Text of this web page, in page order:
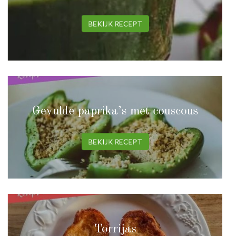
BEKIJK RECEPT
Gevulde paprika’s met couscous
BEKIJK RECEPT
Torrijas